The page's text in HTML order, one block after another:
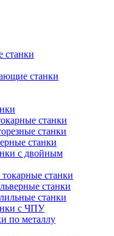
станки
станки
станки
станки
станки
с двойным
станки
станки
станки
с ЧПУ
по металлу